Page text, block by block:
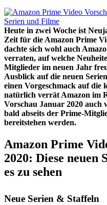
Heute in zwei Woche ist
Zeit für die Amazon Prime
dachte sich wohl auch
verraten, auf welche
Mitglieder im neuen Jahr
Ausblick auf die neuen
einen Vorgeschmack auf die
natürlich verrät Amazon im
Vorschau Januar 2020 auch
bald abseits der Prime-
bereitstehen werden.
Amazon Prime
2020: Diese neuen
es zu sehen
Neue Serien & Staffeln